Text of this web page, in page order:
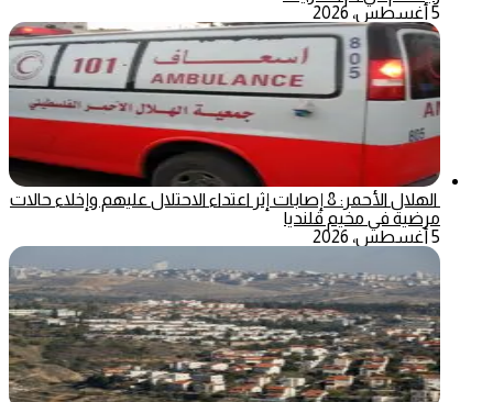
5 أغسطس، 2026
الهلال الأحمر: 8 إصابات إثر اعتداء الاحتلال عليهم وإخلاء حالات
مرضية في مخيم قلنديا
5 أغسطس، 2026